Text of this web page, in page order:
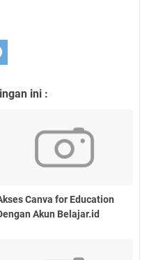
ini :
Canva for Education
Akun Belajar.id